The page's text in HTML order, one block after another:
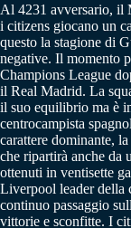
Al 4231 avversario, il
i citizens giocano un
questo la stagione di
negative. Il momento
Champions League
il Real Madrid. La
il suo equilibrio ma è
centrocampista
carattere dominante,
che ripartirà anche da
ottenuti in ventisette
Liverpool leader della
continuo passaggio
vittorie e sconfitte. I